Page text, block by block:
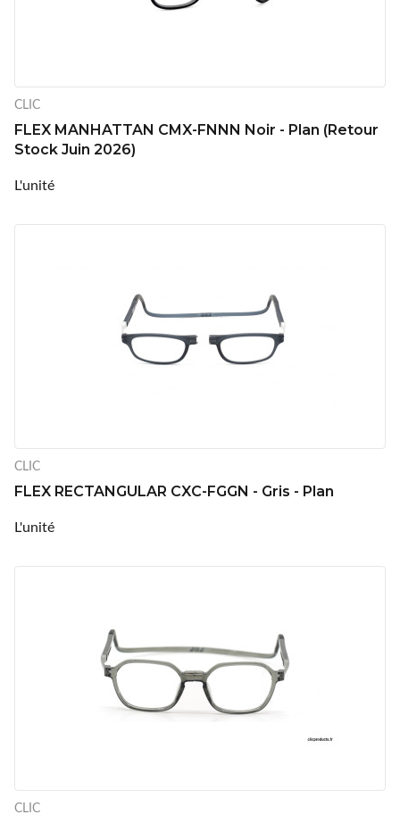
CLIC
FLEX MANHATTAN CMX-FNNN Noir - Plan (Retour
Stock Juin 2026)
L'unité
CLIC
FLEX RECTANGULAR CXC-FGGN - Gris - Plan
L'unité
CLIC